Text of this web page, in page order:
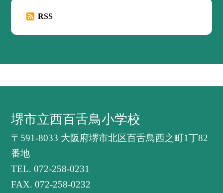
RSS
堺市立西百舌鳥小学校
〒591-8033 大阪府堺市北区百舌鳥西之町1丁82
番地
TEL.072-258-0231
FAX. 072-258-0232